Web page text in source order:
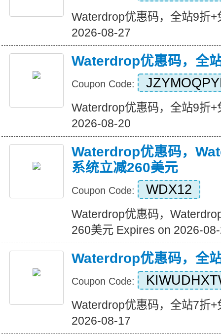
Waterdrop优惠码，全站9折
2026-08-27
Waterdrop优惠码，全
Coupon Code:
Waterdrop优惠码，全站9折
2026-08-20
Waterdrop优惠码，
系统立减260美元
Coupon Code: WDX12
Waterdrop优惠码，
260美元 Expires on 2026-
Waterdrop优惠码，全
Coupon Code:
Waterdrop优惠码，全站7折
2026-08-17